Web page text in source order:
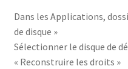
Dans les Applications,
de disque »
Sélectionner le disque de
« Reconstruire les droits »